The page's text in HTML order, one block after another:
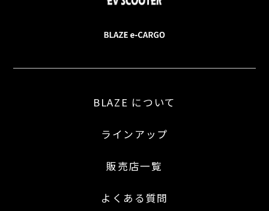
BLAZE について
ラインアップ
販売店一覧
よくある質問